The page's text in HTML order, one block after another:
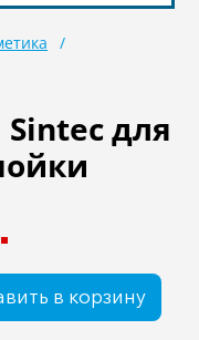
отдых
для
в корзину